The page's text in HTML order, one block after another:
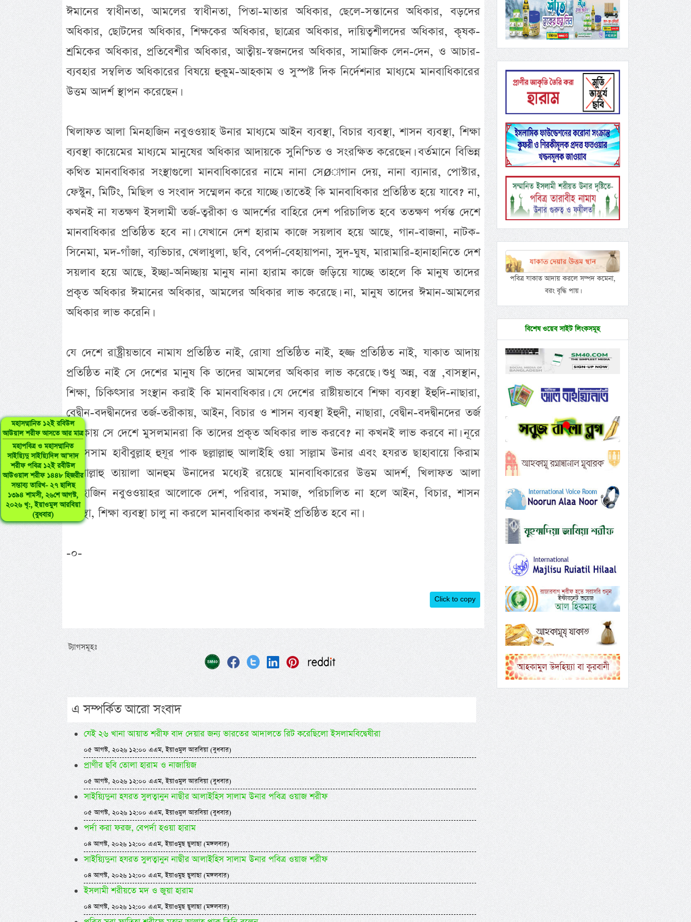
মহাসম্মানিত ১২ই রবিউল
আউয়াল শরীফ আসতে আর মাত্র
মহাপবিত্র ও মহাসম্মানিত
সাইয়্যিদু সাইয়্যিদিল আ’দাদ
শরীফ পবিত্র ১২ই রবীউল
আউওয়াল শরীফ ১৪৪৮ হিজরীর
সম্ভাব্য তারিখ- ২৭ ছালিছ
১৩৯৪ শামসী, ২৬শে আগস্ট,
২০২৬ খৃ:, ইয়াওমুল আরবিয়া
(বুধবার)
ঈমানের স্বাধীনতা, আমলের স্বাধীনতা, পিতা-মাতার অধিকার, ছেলে-সন্তানের অধিকার, বড়দের
অধিকার, ছোটদের অধিকার, শিক্ষকের অধিকার, ছাত্রের অধিকার, দায়িত্বশীলদের অধিকার, কৃষক-
শ্রমিকের অধিকার, প্রতিবেশীর অধিকার, আত্বীয়-স্বজনদের অধিকার, সামাজিক লেন-দেন, ও আচার-
ব্যবহার সম্বলিত অধিকারের বিষয়ে হুকুম-আহকাম ও সুস্পষ্ট দিক নির্দেশনার মাধ্যমে মানবাধিকারের
উত্তম আদর্শ স্থাপন করেছেন।
খিলাফত আলা মিনহাজিন নবুওওয়াহ উনার মাধ্যমে আইন ব্যবস্থা, বিচার ব্যবস্থা, শাসন ব্যবস্থা, শিক্ষা
ব্যবস্থা কায়েমের মাধ্যমে মানুষের অধিকার আদায়কে সুনিশ্চিত ও সংরক্ষিত করেছেন। বর্তমানে বিভিন্ন
কথিত মানবাধিকার সংস্থাগুলো মানবাধিকারের নামে নানা সেøাগান দেয়, নানা ব্যানার, পোস্টার,
ফেস্টুন, মিটিং, মিছিল ও সংবাদ সম্মেলন করে যাচ্ছে। তাতেই কি মানবাধিকার প্রতিষ্ঠিত হয়ে যাবে? না,
কখনই না যতক্ষণ ইসলামী তর্জ-ত্বরীকা ও আদর্শের বাহিরে দেশ পরিচালিত হবে ততক্ষণ পর্যন্ত দেশে
মানবাধিকার প্রতিষ্ঠিত হবে না। যেখানে দেশ হারাম কাজে সয়লাব হয়ে আছে, গান-বাজনা, নাটক-
সিনেমা, মদ-গাঁজা, ব্যভিচার, খেলাধুলা, ছবি, বেপর্দা-বেহায়াপনা, সুদ-ঘুষ, মারামারি-হানাহানিতে দেশ
সয়লাব হয়ে আছে, ইচ্ছা-অনিচ্ছায় মানুষ নানা হারাম কাজে জড়িয়ে যাচ্ছে তাহলে কি মানুষ তাদের
প্রকৃত অধিকার ঈমানের অধিকার, আমলের অধিকার লাভ করেছে। না, মানুষ তাদের ঈমান-আমলের
অধিকার লাভ করেনি।
যে দেশে রাষ্ট্রীয়ভাবে নামায প্রতিষ্ঠিত নাই, রোযা প্রতিষ্ঠিত নাই, হজ্জ প্রতিষ্ঠিত নাই, যাকাত আদায়
প্রতিষ্ঠিত নাই সে দেশের মানুষ কি তাদের আমলের অধিকার লাভ করেছে। শুধু অন্ন, বস্ত্র ,বাসস্থান,
শিক্ষা, চিকিৎসার সংস্থান করাই কি মানবাধিকার। যে দেশের রাষ্টীয়ভাবে শিক্ষা ব্যবস্থা ইহুদি-নাছারা,
বেদ্বীন-বদদ্বীনদের তর্জ-তরীকায়, আইন, বিচার ও শাসন ব্যবস্থা ইহুদী, নাছারা, বেদ্বীন-বদদ্বীনদের তর্জ
তরীকায় সে দেশে মুসলমানরা কি তাদের প্রকৃত অধিকার লাভ করবে? না কখনই লাভ করবে না। নূরে
মুজাসসাম হাবীবুল্লাহ হুযূর পাক ছল্লাল্লাহু আলাইহি ওয়া সাল্লাম উনার এবং হযরত ছাহাবায়ে কিরাম
রদ্বিয়াল্লাহু তায়ালা আনহুম উনাদের মধ্যেই রয়েছে মানবাধিকারের উত্তম আদর্শ, খিলাফত আলা
মিনহাজিন নবুওওয়াহর আলোকে দেশ, পরিবার, সমাজ, পরিচালিত না হলে আইন, বিচার, শাসন
ব্যবস্থা, শিক্ষা ব্যবস্থা চালু না করলে মানবাধিকার কখনই প্রতিষ্ঠিত হবে না।
-০-
Click to copy
ট্যাগসমূহঃ
এ সম্পর্কিত আরো সংবাদ
যেই ২৬ খানা আয়াত শরীফ বাদ দেয়ার জন্য ভারতের আদালতে রিট করেছিলো ইসলামবিদ্বেষীরা
০৫ আগস্ট, ২০২৬ ১২:০০ এএম, ইয়াওমুল আরবিয়া (বুধবার)
প্রাণীর ছবি তোলা হারাম ও নাজায়িজ
০৫ আগস্ট, ২০২৬ ১২:০০ এএম, ইয়াওমুল আরবিয়া (বুধবার)
সাইয়্যিদুনা হযরত সুলত্বানুন নাছীর আলাইহিস সালাম উনার পবিত্র ওয়াজ শরীফ
০৫ আগস্ট, ২০২৬ ১২:০০ এএম, ইয়াওমুল আরবিয়া (বুধবার)
পর্দা করা ফরজ, বেপর্দা হওয়া হারাম
০৪ আগস্ট, ২০২৬ ১২:০০ এএম, ইয়াওমুছ ছুলাছা (মঙ্গলবার)
সাইয়্যিদুনা হযরত সুলত্বানুন নাছীর আলাইহিস সালাম উনার পবিত্র ওয়াজ শরীফ
০৪ আগস্ট, ২০২৬ ১২:০০ এএম, ইয়াওমুছ ছুলাছা (মঙ্গলবার)
ইসলামী শরীয়তে মদ ও জুয়া হারাম
০৪ আগস্ট, ২০২৬ ১২:০০ এএম, ইয়াওমুছ ছুলাছা (মঙ্গলবার)
পবিত্র যাকাত আদায় করলে সম্পদ কমেনা,
বরং বৃদ্ধি পায়।
বিশেষ ওয়েব সাইট লিংকসমূহ